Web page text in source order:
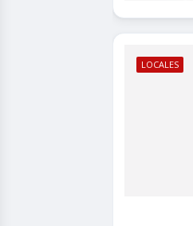
LOCALES